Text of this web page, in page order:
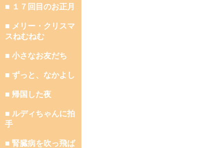
■ １７回目のお正月
■ メリー・クリスマ
スねむねむ
■ 小さなお友だち
■ ずっと、なかよし
■ 帰国した夜
■ ルディちゃんに拍
手
■ 腎臓病を吹っ飛ば